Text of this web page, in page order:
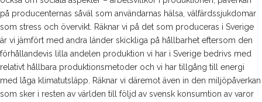
på producenternas såväl som användarnas hälsa, välfärdssjukdomar
som stress och övervikt. Räknar vi på det som produceras i Sverige
är vi jämfört med andra länder skickliga på hållbarhet eftersom den
förhållandevis lilla andelen produktion vi har i Sverige bedrivs med
relativt hållbara produktionsmetoder och vi har tillgång till energi
med låga klimatutsläpp. Räknar vi däremot även in den miljöpåverkan
som sker i resten av världen till följd av svensk konsumtion av varor